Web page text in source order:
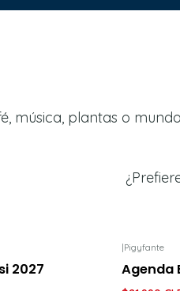
música, plantas o
2027
Pigyfante
Agenda